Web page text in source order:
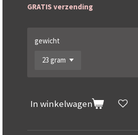
GRATIS verzending
gewicht
In winkelwagen